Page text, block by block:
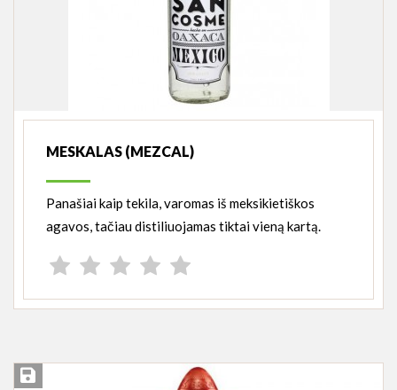
MESKALAS (MEZCAL)
Panašiai kaip tekila, varomas iš meksikietiškos
agavos, tačiau distiliuojamas tiktai vieną kartą.
Įsiminti